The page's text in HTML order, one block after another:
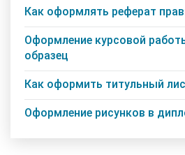
Как оформлять реферат
Оформление курсовой
образец
Как оформить титульный
Оформление рисунков в